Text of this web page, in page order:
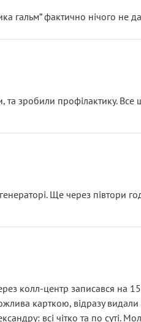
гальм” фактично нічого не
згодом знайшов декілька
враження та бажання
зробили профілактику. Все
Ще через півтори
колл-центр записався на
карткою, відразу видали
всі чітко та по суті.